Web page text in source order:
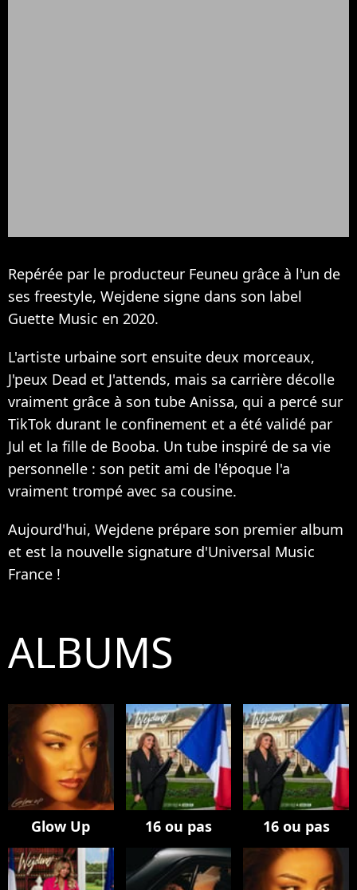
Repérée par le producteur Feuneu grâce à l'un de
ses freestyle, Wejdene signe dans son label
Guette Music en 2020.
L'artiste urbaine sort ensuite deux morceaux,
J'peux Dead et J'attends, mais sa carrière décolle
vraiment grâce à son tube Anissa, qui a percé sur
TikTok durant le confinement et a été validé par
Jul et la fille de Booba. Un tube inspiré de sa vie
personnelle : son petit ami de l'époque l'a
vraiment trompé avec sa cousine.
Aujourd'hui, Wejdene prépare son premier album
et est la nouvelle signature d'Universal Music
France !
ALBUMS
Glow Up 16 ou pas 16 ou pas